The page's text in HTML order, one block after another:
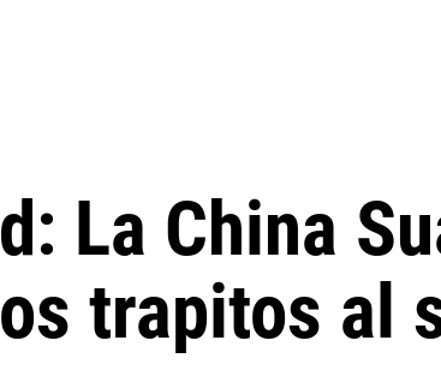
La China
trapitos al